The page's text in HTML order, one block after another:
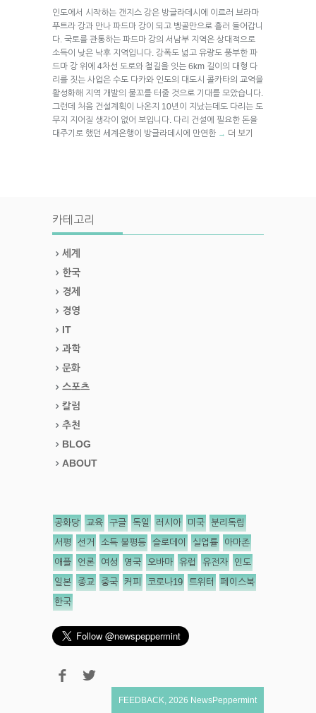
인도에서 시작하는 갠지스 강은 방글라데시에 이르러 브라마
푸트라 강과 만나 파드마 강이 되고 벵골만으로 흘러 들어갑니
다. 국토를 관통하는 파드마 강의 서남부 지역은 상대적으로
소득이 낮은 낙후 지역입니다. 강폭도 넓고 유량도 풍부한 파
드마 강 위에 4차선 도로와 철길을 잇는 6km 길이의 대형 다
리를 짓는 사업은 수도 다카와 인도의 대도시 콜카타의 교역을
활성화해 지역 개발의 물꼬를 터줄 것으로 기대를 모았습니다.
그런데 처음 건설계획이 나온지 10년이 지났는데도 다리는 도
무지 지어질 생각이 없어 보입니다. 다리 건설에 필요한 돈을
대주기로 했던 세계은행이 방글라데시에 만연한 → 더 보기
카테고리
세계
한국
경제
경영
IT
과학
문화
스포츠
칼럼
추천
BLOG
ABOUT
공화당 교육 구글 독일 러시아 미국 분리독립
서평 선거 소득 불평등 슬로데이 실업률 아마존
애플 언론 여성 영국 오바마 유럽 유전자 인도
일본 종교 중국 커피 코로나19 트위터 페이스북
한국
FEEDBACK 2026 NewsPeppermint